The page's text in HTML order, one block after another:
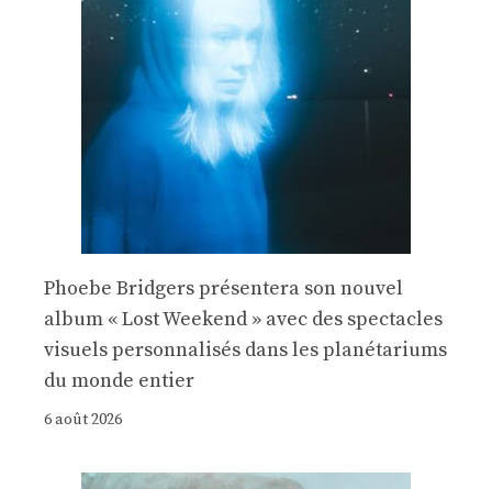
Phoebe Bridgers présentera son nouvel
album « Lost Weekend » avec des spectacles
visuels personnalisés dans les planétariums
du monde entier
6 août 2026